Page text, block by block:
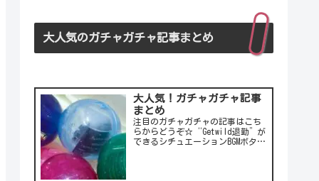
大人気のガチャガチャ記事まとめ
大人気！ガチャガチャ記事
まとめ
注目のガチャガチャの記事はこち
らからどうぞ☆“Getwild退勤”が
できるシチュエーションBGMボタ